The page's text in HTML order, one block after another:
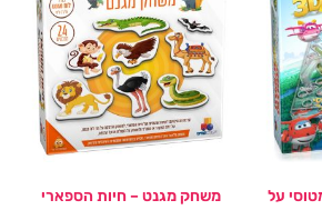
משחק מגנט – חיות הספארי